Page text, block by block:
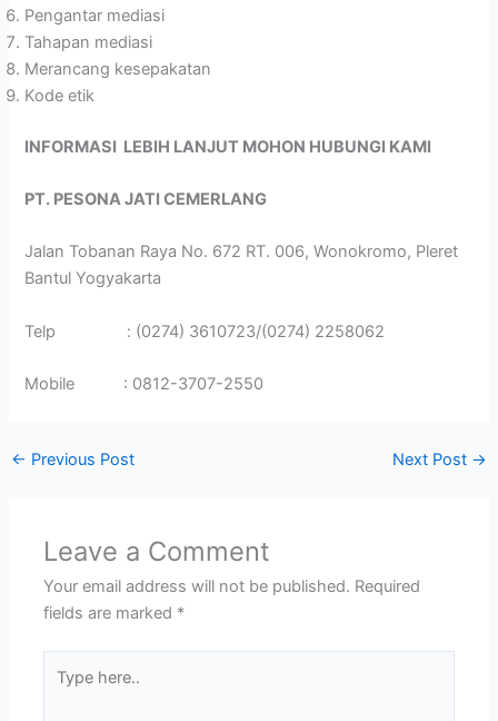
Pengantar mediasi
Tahapan mediasi
Merancang kesepakatan
Kode etik
INFORMASI LEBIH LANJUT MOHON HUBUNGI KAMI
PT. PESONA JATI CEMERLANG
Jalan Tobanan Raya No. 672 RT. 006, Wonokromo, Pleret
Bantul Yogyakarta
Telp : (0274) 3610723/(0274) 2258062
Mobile : 0812-3707-2550
← Previous Post Next Post →
Leave a Comment
Your email address will not be published. Required
fields are marked *
here..